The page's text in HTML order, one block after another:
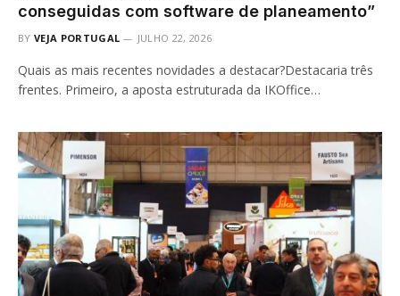
conseguidas com software de planeamento”
BY VEJA PORTUGAL JULHO 22, 2026
Quais as mais recentes novidades a destacar?Destacaria três
frentes. Primeiro, a aposta estruturada da IKOffice…